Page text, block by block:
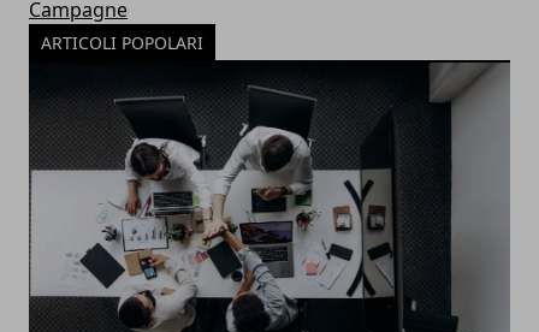
Campagne
ARTICOLI POPOLARI